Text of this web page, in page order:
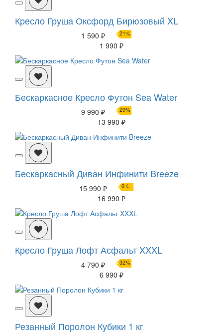
Кресло Груша Оксфорд Бирюзовый XL
1 590 ₽ 21%
1 990 ₽
Бескаркасное Кресло Футон Sea Water
9 990 ₽ 29%
13 990 ₽
Бескаркасный Диван Инфинити Breeze
15 990 ₽ 6%
16 990 ₽
Кресло Груша Лофт Асфальт XXXL
4 790 ₽ 32%
6 990 ₽
Резанный Поролон Кубики 1 кг